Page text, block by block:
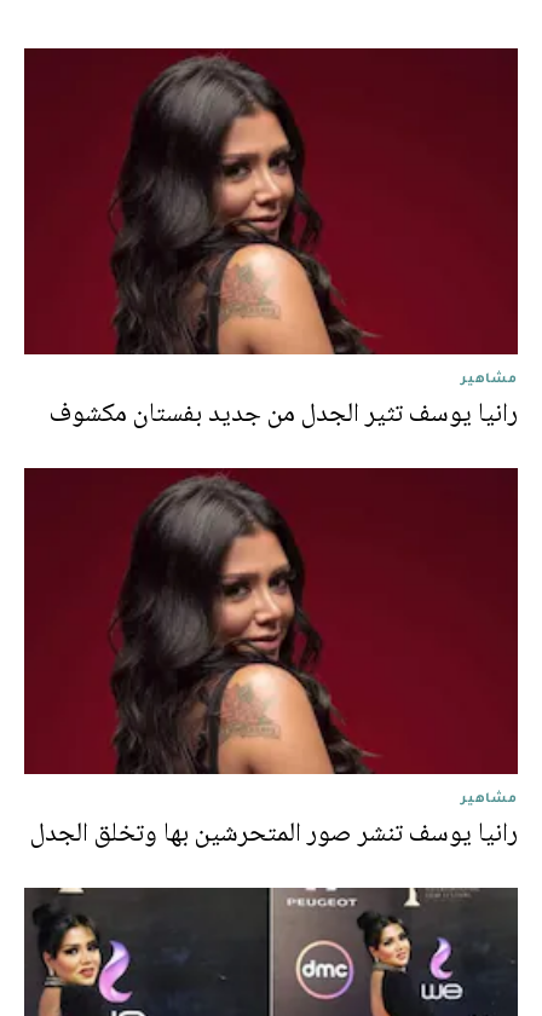
مشاهير
رانيا يوسف تثير الجدل من جديد بفستان مكشوف
مشاهير
رانيا يوسف تنشر صور المتحرشين بها وتخلق الجدل